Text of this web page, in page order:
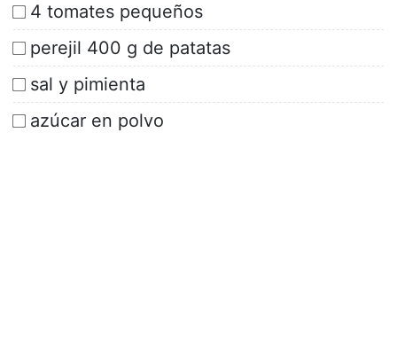
4 tomates pequeños
perejil 400 g de patatas
sal y pimienta
azúcar en polvo